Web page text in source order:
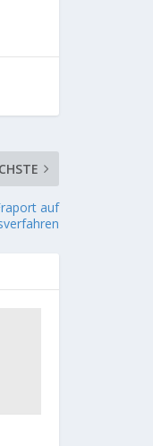
auf